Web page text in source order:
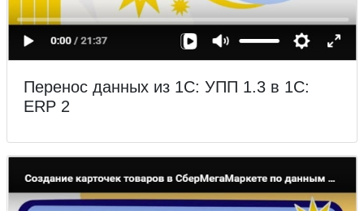
Перенос данных из 1С: УПП 1.3 в 1С:
ERP 2